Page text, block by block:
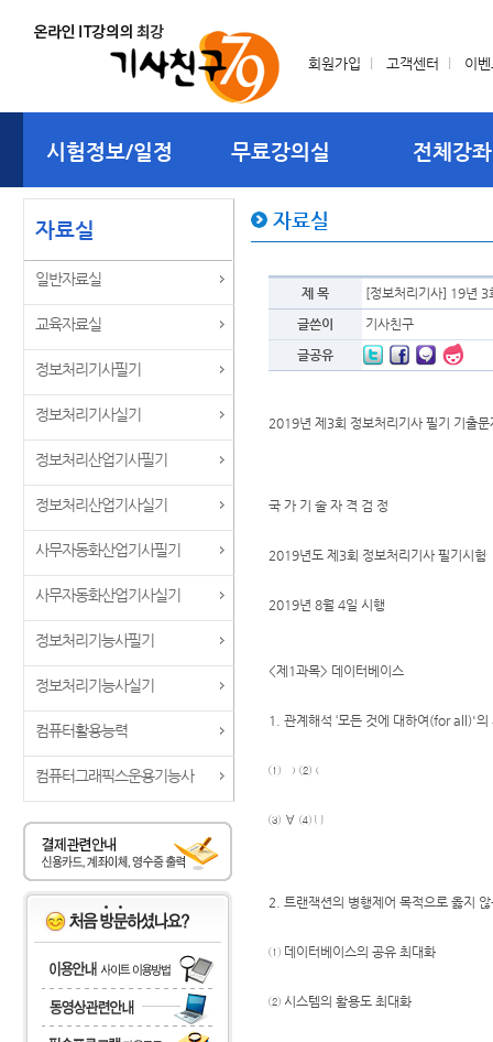
회원가입 고객센터 이
시험정보/일정 무료강의실 전체강좌
자료실
일반자료실
교육자료실
정보처리기사필기
정보처리기사실기
정보처리산업기사필기
정보처리산업기사실기
사무자동화산업기사필기
사무자동화산업기사실기
정보처리기능사필기
정보처리기능사실기
컴퓨터활용능력
컴퓨터그래픽스운용기능사
자료실
제 목
[정보처리기사] 19년 3
글쓴이
기사친구
글공유
2019년 제3회 정보처리기사 필기 기출
국 가 기 술 자 격 검 정
2019년도 제3회 정보처리기사 필기시험
2019년 8월 4일 시행
<제1과목> 데이터베이스
1. 관계해석 ‘모든 것에 대하여(for all)'
① ∋ ② ∈
③ ∀ ④ ∪
2. 트랜잭션의 병행제어 목적으로 옳지
① 데이터베이스의 공유 최대화
② 시스템의 활용도 최대화